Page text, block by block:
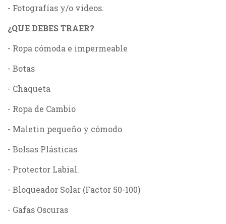
- Fotografías y/o videos.
¿QUE DEBES TRAER?
- Ropa cómoda e impermeable
- Botas
- Chaqueta
- Ropa de Cambio
- Maletin pequeño y cómodo
- Bolsas Plásticas
- Protector Labial.
- Bloqueador Solar (Factor 50-100)
- Gafas Oscuras